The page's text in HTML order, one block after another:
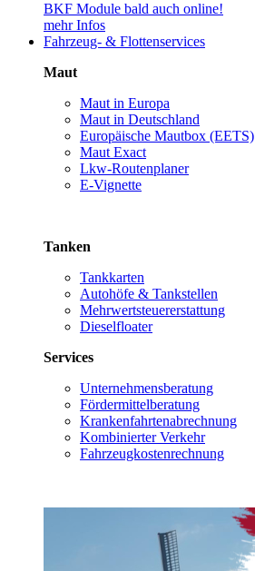
BKF Module bald auch online!
mehr Infos
Fahrzeug- & Flottenservices
Maut
Maut in Europa
Maut in Deutschland
Europäische Mautbox (EETS)
Maut Exact
Lkw-Routenplaner
E-Vignette
Tanken
Tankkarten
Autohöfe & Tankstellen
Mehrwertsteuererstattung
Dieselfloater
Services
Unternehmensberatung
Fördermittelberatung
Krankenfahrtenabrechnung
Kombinierter Verkehr
Fahrzeugkostenrechnung